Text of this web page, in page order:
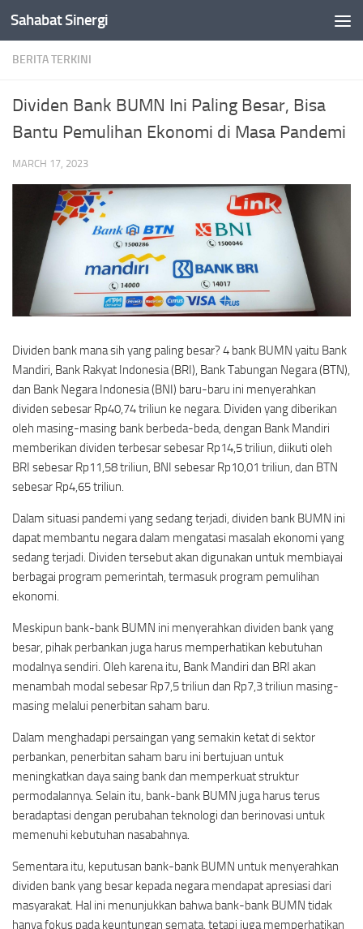
Skip to content
Sahabat Sinergi
BERITA TERKINI
Dividen Bank BUMN Ini Paling Besar, Bisa
Bantu Pemulihan Ekonomi di Masa Pandemi
MARCH 17, 2023
Dividen bank mana sih yang paling besar? 4 bank BUMN yaitu Bank
Mandiri, Bank Rakyat Indonesia (BRI), Bank Tabungan Negara (BTN),
dan Bank Negara Indonesia (BNI) baru-baru ini menyerahkan
dividen sebesar Rp40,74 triliun ke negara. Dividen yang diberikan
oleh masing-masing bank berbeda-beda, dengan Bank Mandiri
memberikan dividen terbesar sebesar Rp14,5 triliun, diikuti oleh
BRI sebesar Rp11,58 triliun, BNI sebesar Rp10,01 triliun, dan BTN
sebesar Rp4,65 triliun.
Dalam situasi pandemi yang sedang terjadi, dividen bank BUMN ini
dapat membantu negara dalam mengatasi masalah ekonomi yang
sedang terjadi. Dividen tersebut akan digunakan untuk membiayai
berbagai program pemerintah, termasuk program pemulihan
ekonomi.
Meskipun bank-bank BUMN ini menyerahkan dividen bank yang
besar, pihak perbankan juga harus memperhatikan kebutuhan
modalnya sendiri. Oleh karena itu, Bank Mandiri dan BRI akan
menambah modal sebesar Rp7,5 triliun dan Rp7,3 triliun masing-
masing melalui penerbitan saham baru.
Dalam menghadapi persaingan yang semakin ketat di sektor
perbankan, penerbitan saham baru ini bertujuan untuk
meningkatkan daya saing bank dan memperkuat struktur
permodalannya. Selain itu, bank-bank BUMN juga harus terus
beradaptasi dengan perubahan teknologi dan berinovasi untuk
memenuhi kebutuhan nasabahnya.
Sementara itu, keputusan bank-bank BUMN untuk menyerahkan
dividen bank yang besar kepada negara mendapat apresiasi dari
masyarakat. Hal ini menunjukkan bahwa bank-bank BUMN tidak
hanya fokus pada keuntungan semata, tetapi juga memperhatikan